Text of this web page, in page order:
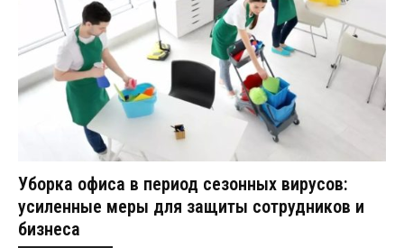
Уборка офиса в период сезонных вирусов:
усиленные меры для защиты сотрудников и
бизнеса